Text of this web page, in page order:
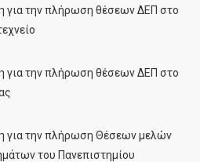
για την πλήρωση θέσεων ΔΕΠ στο
για την πλήρωση θέσεων ΔΕΠ στο
για την πλήρωση Θέσεων μελών
του Πανεπιστημίου